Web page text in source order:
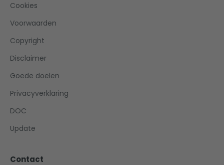
Cookies
Voorwaarden
Copyright
Disclaimer
Goede doelen
Privacyverklaring
DOC
Update
Contact